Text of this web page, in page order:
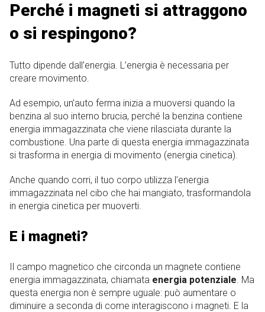
Perché i magneti si attraggono
o si respingono?
Tutto dipende dall’energia. L’energia è necessaria per
creare movimento.
Ad esempio, un’auto ferma inizia a muoversi quando la
benzina al suo interno brucia, perché la benzina contiene
energia immagazzinata che viene rilasciata durante la
combustione. Una parte di questa energia immagazzinata
si trasforma in energia di movimento (energia cinetica).
Anche quando corri, il tuo corpo utilizza l’energia
immagazzinata nel cibo che hai mangiato, trasformandola
in energia cinetica per muoverti.
E i magneti?
Il campo magnetico che circonda un magnete contiene
energia immagazzinata, chiamata energia potenziale . Ma
questa energia non è sempre uguale: può aumentare o
diminuire a seconda di come interagiscono i magneti. E la